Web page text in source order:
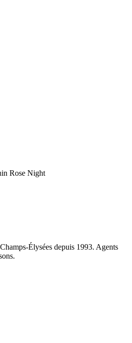
Rose Night
Élysées depuis 1993. Agents